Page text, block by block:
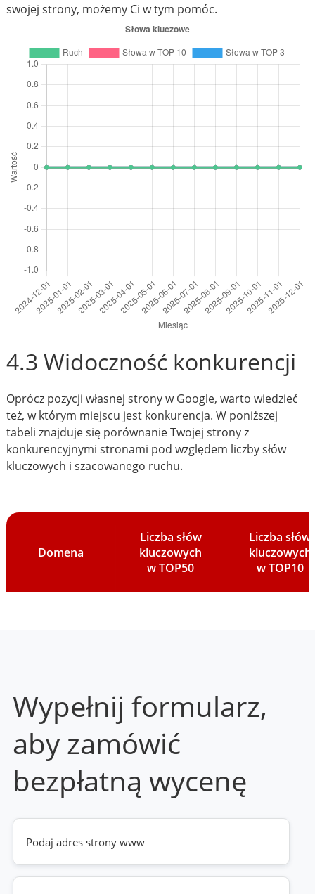
swojej strony, możemy Ci w tym pomóc.
4.3 Widoczność konkurencji
Oprócz pozycji własnej strony w Google, warto wiedzieć
też, w którym miejscu jest konkurencja. W poniższej
tabeli znajduje się porównanie Twojej strony z
konkurencyjnymi stronami pod względem liczby słów
kluczowych i szacowanego ruchu.
Domena
Liczba słów
kluczowych
w TOP50
Liczba słów
kluczowych
w TOP10
Wypełnij formularz,
aby zamówić
bezpłatną wycenę
Twoja
strona
www
(wymagane)
Telefon